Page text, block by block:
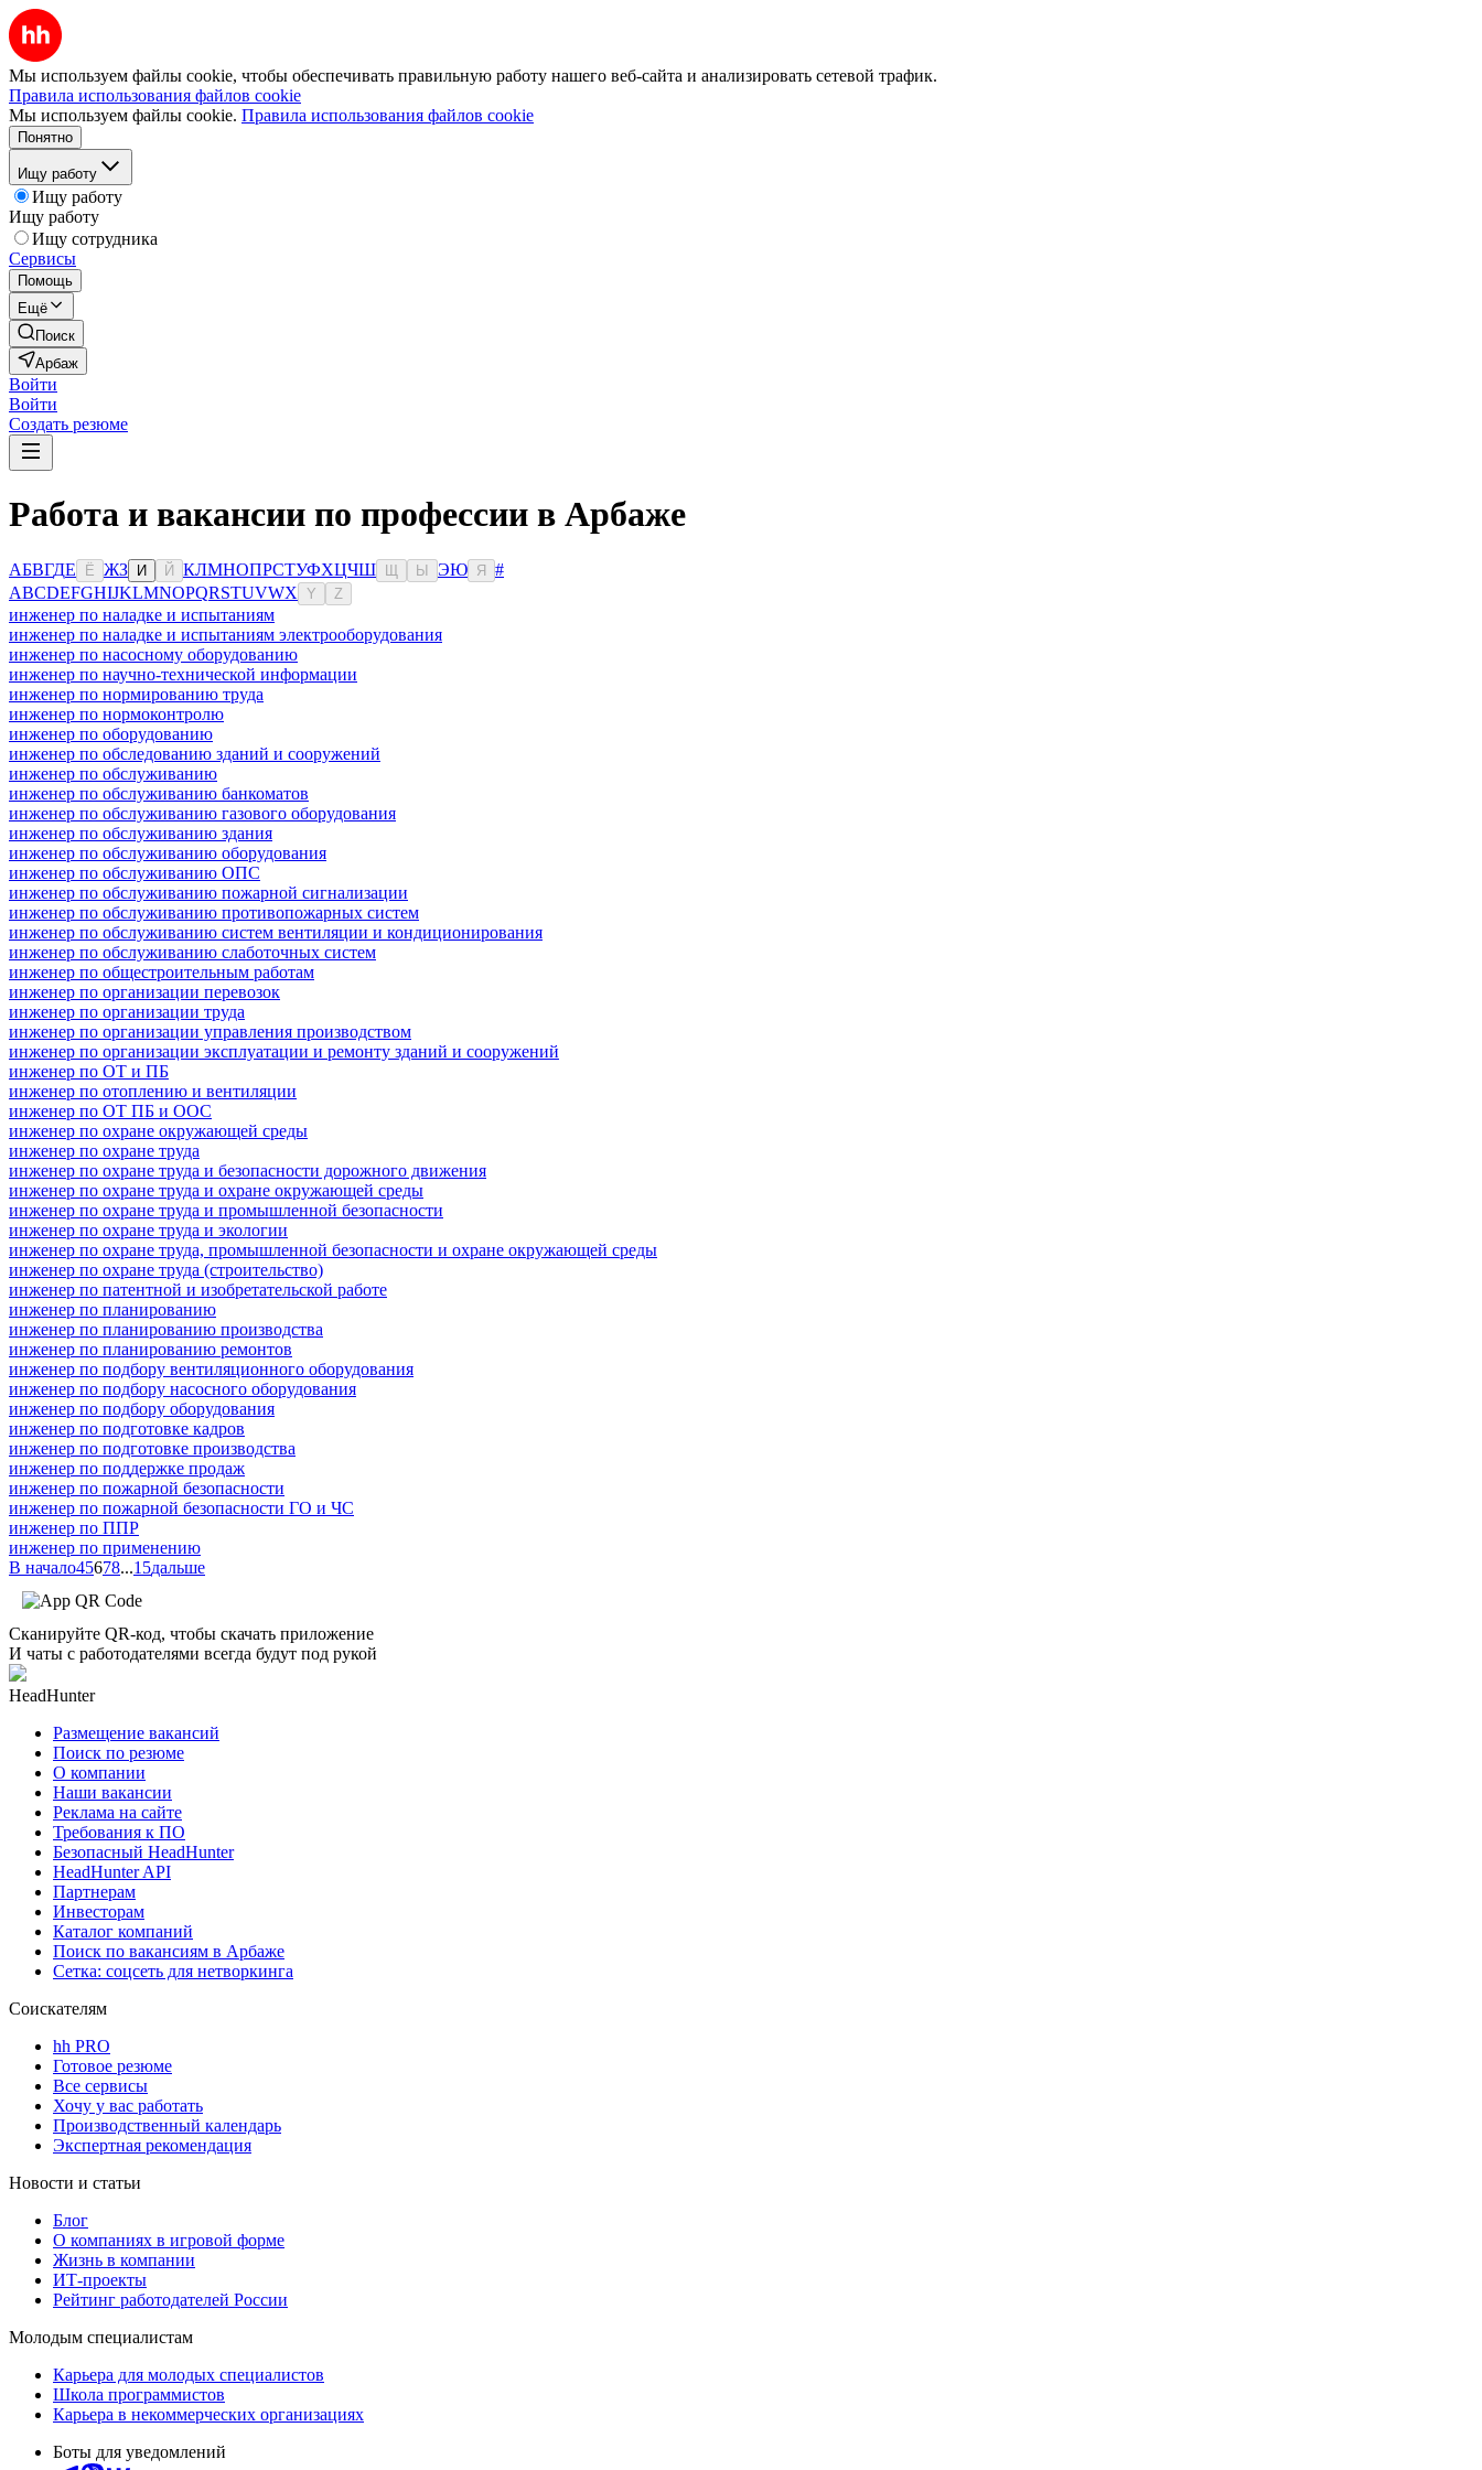
Мы используем файлы cookie, чтобы обеспечивать правильную работу нашего веб-сайта и анализировать сетевой трафик.
Правила использования файлов cookie
Мы используем файлы cookie. Правила использования файлов cookie
Понятно
Ищу работу
Ищу работу
Ищу работу
Ищу сотрудника
Сервисы
Помощь
Ещё
Поиск
Арбаж
Войти
Войти
Создать резюме
Работа и вакансии по профессии в Арбаже
АБВГДЕ Ё ЖЗ И Й КЛМНОПРСТУФХЦЧШ Ы ЭЮ Я
#
ABCDEFGHIJKLMNOPQRSTUVWX Y Z
инженер по наладке и испытаниям
инженер по наладке и испытаниям электрооборудования
инженер по насосному оборудованию
инженер по научно-технической информации
инженер по нормированию труда
инженер по нормоконтролю
инженер по оборудованию
инженер по обследованию зданий и сооружений
инженер по обслуживанию
инженер по обслуживанию банкоматов
инженер по обслуживанию газового оборудования
инженер по обслуживанию здания
инженер по обслуживанию оборудования
инженер по обслуживанию ОПС
инженер по обслуживанию пожарной сигнализации
инженер по обслуживанию противопожарных систем
инженер по обслуживанию систем вентиляции и кондиционирования
инженер по обслуживанию слаботочных систем
инженер по общестроительным работам
инженер по организации перевозок
инженер по организации труда
инженер по организации управления производством
инженер по организации эксплуатации и ремонту зданий и сооружений
инженер по ОТ и ПБ
инженер по отоплению и вентиляции
инженер по ОТ ПБ и ООС
инженер по охране окружающей среды
инженер по охране труда
инженер по охране труда и безопасности дорожного движения
инженер по охране труда и охране окружающей среды
инженер по охране труда и промышленной безопасности
инженер по охране труда и экологии
инженер по охране труда, промышленной безопасности и охране окружающей среды
инженер по охране труда (строительство)
инженер по патентной и изобретательской работе
инженер по планированию
инженер по планированию производства
инженер по планированию ремонтов
инженер по подбору вентиляционного оборудования
инженер по подбору насосного оборудования
инженер по подбору оборудования
инженер по подготовке кадров
инженер по подготовке производства
инженер по поддержке продаж
инженер по пожарной безопасности
инженер по пожарной безопасности ГО и ЧС
инженер по ППР
инженер по применению
В начало45678...15дальше
Сканируйте QR-код, чтобы скачать приложение
И чаты с работодателями всегда будут под рукой
HeadHunter
Размещение вакансий
Поиск по резюме
О компании
Наши вакансии
Реклама на сайте
Требования к ПО
Безопасный HeadHunter
HeadHunter API
Партнерам
Инвесторам
Каталог компаний
Поиск по вакансиям в Арбаже
Сетка: соцсеть для нетворкинга
Соискателям
hh PRO
Готовое резюме
Все сервисы
Хочу у вас работать
Производственный календарь
Экспертная рекомендация
Новости и статьи
Блог
О компаниях в игровой форме
Жизнь в компании
ИТ-проекты
Рейтинг работодателей России
Молодым специалистам
Карьера для молодых специалистов
Школа программистов
Карьера в некоммерческих организациях
Боты для уведомлений